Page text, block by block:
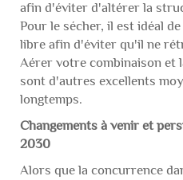
afin d'éviter d'altérer la
Pour le sécher, il est idéal
libre afin d'éviter qu'il ne
Aérer votre combinaison et
sont d'autres excellents
longtemps.
Changements à venir et
2030
Alors que la concurrence